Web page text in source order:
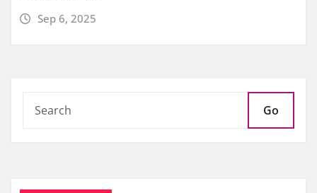
Sep 6, 2025
Go